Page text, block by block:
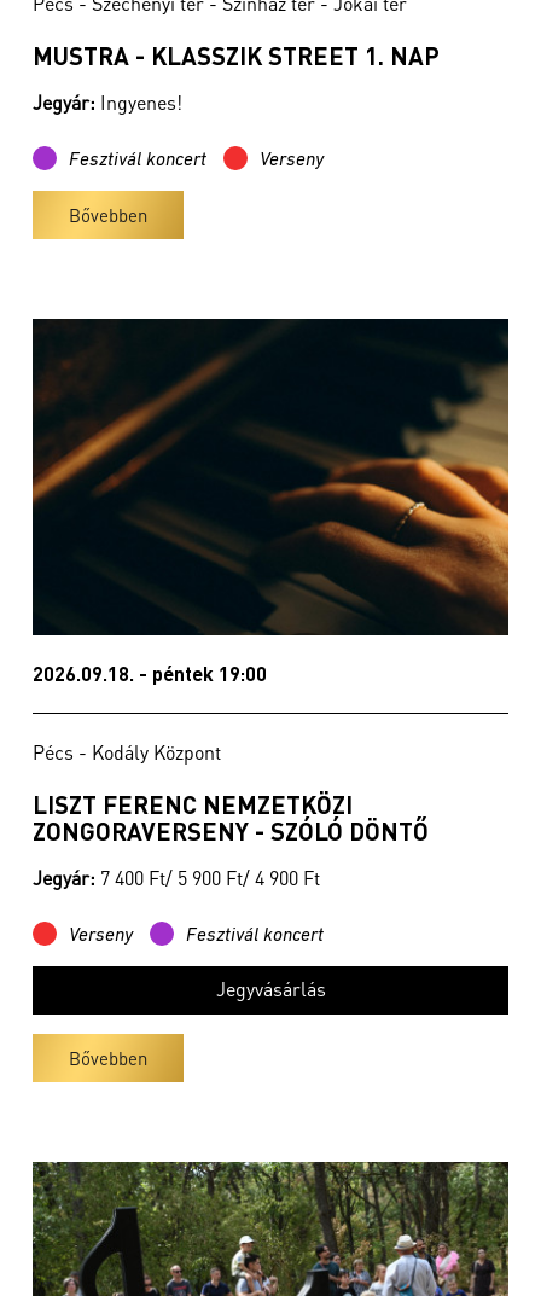
MUSTRA - KLASSZIK STREET 1. NAP
Jegyár: Ingyenes!
Fesztivál koncert Verseny
Bővebben
2026.09.18. - péntek 19:00
Pécs - Kodály Központ
LISZT FERENC NEMZETKÖZI
ZONGORAVERSENY - SZÓLÓ DÖNTŐ
Jegyár: 7 400 Ft/ 5 900 Ft/ 4 900 Ft
Verseny Fesztivál koncert
Jegyvásárlás
Bővebben